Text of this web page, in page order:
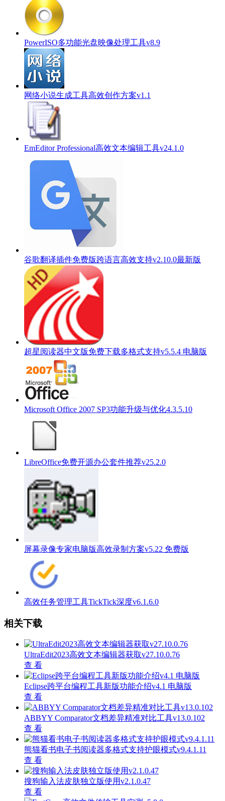
PowerISO多功能光盘映像处理工具v8.9
网络小说生成工具高效创作方案v1.1
EmEditor Professional高效文本编辑工具v24.1.0
谷歌翻译插件免费版跨语言高效支持v2.10.0最新版
超星阅读器中文版免费下载多格式支持v5.5.4 电脑版
Microsoft Office 2007 SP3功能升级与优化4.3.5.10
LibreOffice免费开源办公套件推荐v25.2.0
屏幕录像专家电脑版高效录制方案v5.22 免费版
高效任务管理工具TickTick深度v6.1.6.0
相关下载
UltraEdit2023高效文本编辑器获取v27.10.0.76
查 看
Eclipse跨平台编程工具新版功能介绍v4.1 电脑版
查 看
ABBYY Comparator文档差异精准对比工具v13.0.102
查 看
熊猫看书电子书阅读器多格式支持护眼模式v9.4.1.11
查 看
搜狗输入法皮肤独立版使用v2.1.0.47
查 看